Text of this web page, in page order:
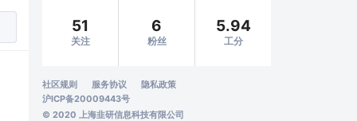
51
关注
6
粉丝
5.94
工分
社区规则 服务协议
隐私政策
沪ICP备20009443号
© 2020 上海韭研信息科技有限公司